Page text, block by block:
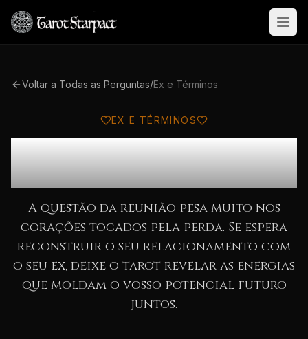
Voltar a Todas as Perguntas/Ex e Términos
EX E TÉRMINOS
Vamos Voltar a Estar
Juntos?
A questão da reunião pesa muito nos
corações tocados pela perda. Se espera
reconstruir o seu relacionamento com
o seu ex, deixe o tarot revelar as energias
que moldam o vosso potencial futuro
juntos.